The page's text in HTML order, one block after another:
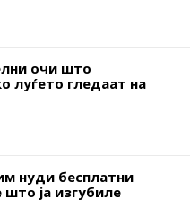
очи што
луѓето гледаат на
нуди бесплатни
што ја изгубиле